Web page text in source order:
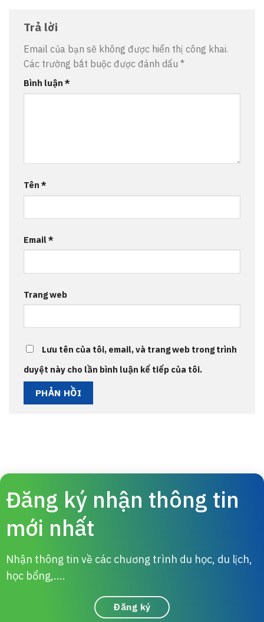
Trả lời
Email của bạn sẽ không được hiển thị công khai.
Các trường bắt buộc được đánh dấu *
Bình luận *
Tên *
Email*
Trang web
Lưu tên của tôi, email, và trang web trong trình
duyệt này cho lần bình luận kế tiếp của tôi.
Đăng ký nhận thông tin
mới nhất
Nhận thông tin về các chương trình du học, du lịch,
học bổng,....
Đăng ký